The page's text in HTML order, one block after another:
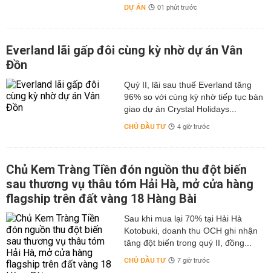
DỰ ÁN 01 phút trước
Everland lãi gấp đôi cùng kỳ nhờ dự án Vân
Đồn
Quý II, lãi sau thuế Everland tăng
96% so với cùng kỳ nhờ tiếp tục bàn
giao dự án Crystal Holidays...
CHỦ ĐẦU TƯ 4 giờ trước
Chủ Kem Tràng Tiền đón nguồn thu đột biến
sau thương vụ thâu tóm Hải Hà, mở cửa hàng
flagship trên đất vàng 18 Hàng Bài
Sau khi mua lại 70% tại Hải Hà
Kotobuki, doanh thu OCH ghi nhận
tăng đột biến trong quý II, đồng...
CHỦ ĐẦU TƯ 7 giờ trước